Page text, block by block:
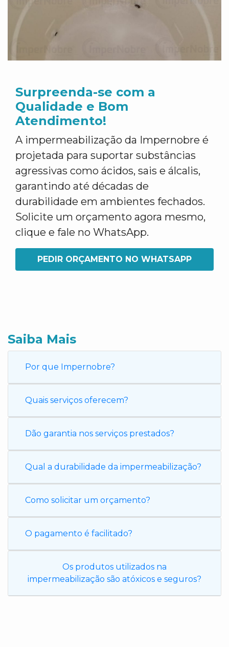
Surpreenda-se com a
Qualidade e Bom
Atendimento!
A impermeabilização da Impernobre é
projetada para suportar substâncias
agressivas como ácidos, sais e álcalis,
garantindo até décadas de
durabilidade em ambientes fechados.
Solicite um orçamento agora mesmo,
clique e fale no WhatsApp.
PEDIR ORÇAMENTO NO WHATSAPP
Saiba Mais
Por que Impernobre?
Quais serviços oferecem?
Dão garantia nos serviços prestados?
Qual a durabilidade da impermeabilização?
Como solicitar um orçamento?
O pagamento é facilitado?
Os produtos utilizados na
impermeabilização são atóxicos e seguros?